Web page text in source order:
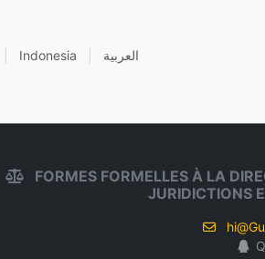
Indonesia العربية
FORMES FORMELLES À LA
JURIDICTIONS